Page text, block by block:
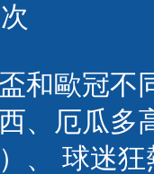
和歐冠不
、厄瓜多
、 球迷